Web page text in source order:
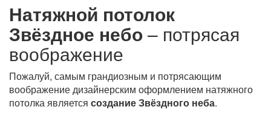
Натяжной потолок
Звёздное небо– потрясая
воображение
Пожалуй, самым грандиозным и потрясающим
воображение дизайнерским оформлением натяжного
потолка является создание Звёздного неба.